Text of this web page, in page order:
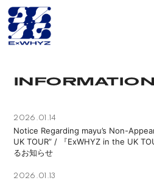
SCHEDULE
VIDEO
GOODS
BLOG＆CIRCLE
INFORMATION
2026.01.14
Notice Regarding mayu’s Non-
UK TOUR” / 『ExWHYZ in the UK
るお知らせ
2026.01.13